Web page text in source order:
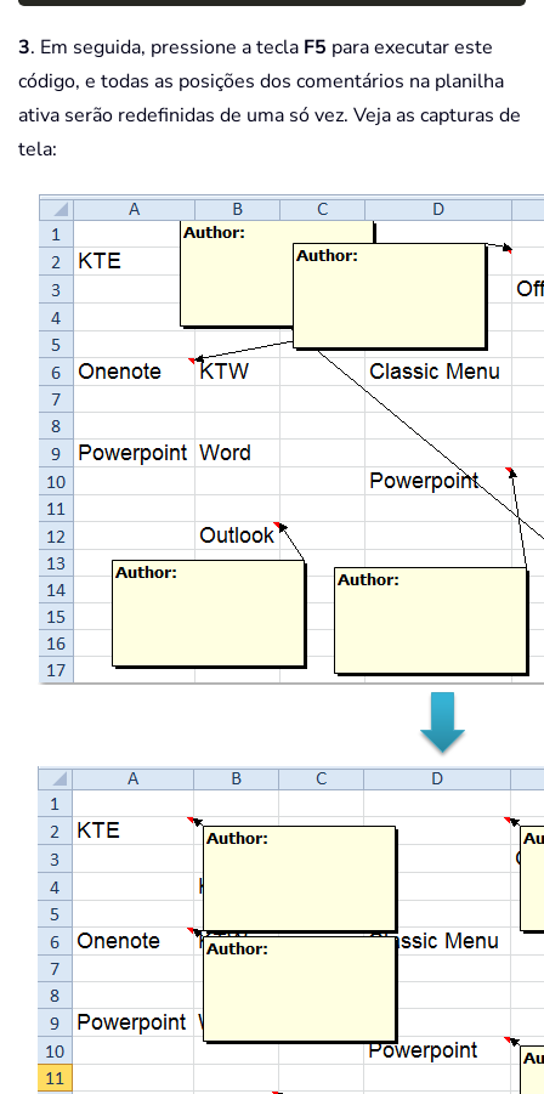
3. Em seguida, pressione a tecla F5 para executar este
código, e todas as posições dos comentários na planilha
ativa serão redefinidas de uma só vez. Veja as capturas de
tela: